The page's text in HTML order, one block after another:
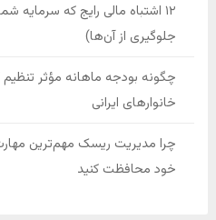
۱۲ اشتباه مالی رایج که سرمایه
جلوگیری از آن‌ها)
چگونه بودجه ماهانه مؤثر تنظیم
خانوارهای ایرانی
چرا مدیریت ریسک مهم‌ترین
خود محافظت کنید